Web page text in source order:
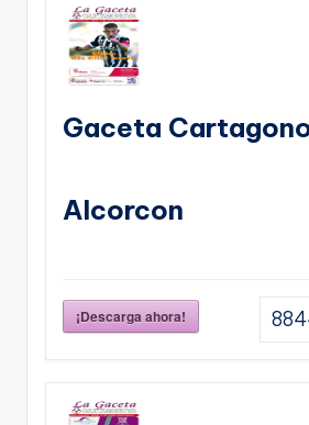
Gaceta
Alcorcon
¡Descarga ahora!